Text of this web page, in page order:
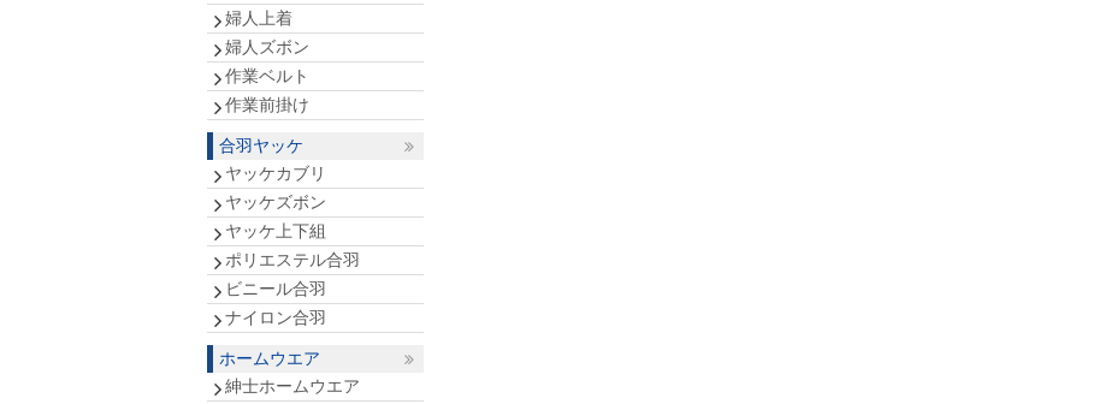
婦人上着
婦人ズボン
作業ベルト
作業前掛け
合羽ヤッケ
ヤッケカブリ
ヤッケズボン
ヤッケ上下組
ポリエステル合羽
ビニール合羽
ナイロン合羽
ホームウエア
紳士ホームウエア